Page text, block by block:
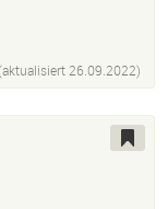
26.09.2022)